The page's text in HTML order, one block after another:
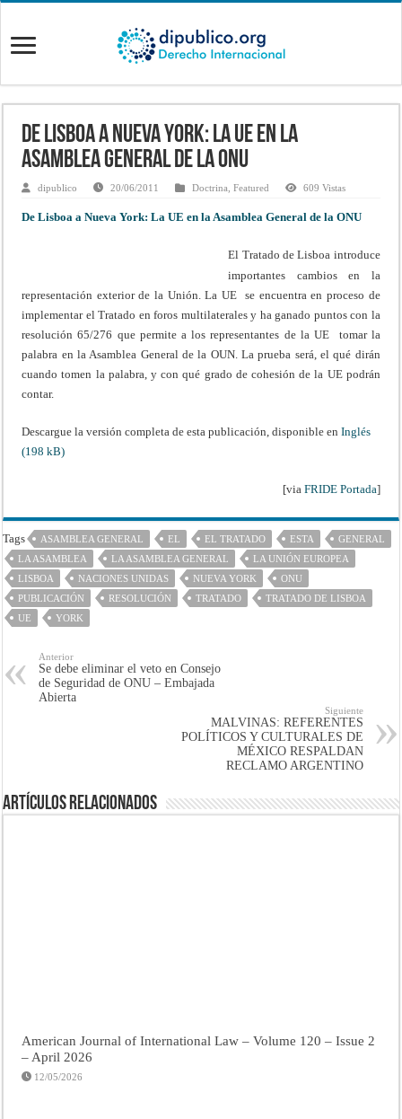
De Lisboa a Nueva York: La UE en la
Asamblea General de la ONU
dipublico 20/06/2011 Doctrina ,Featured 609 Vistas
De Lisboa a Nueva York: La UE en la Asamblea General de la ONU
El Tratado de Lisboa introduce
importantes cambios en la
representación exterior de la Unión. La UE se encuentra en proceso de
implementar el Tratado en foros multilaterales y ha ganado puntos con la
resolución 65/276 que permite a los representantes de la UE tomar la
palabra en la Asamblea General de la OUN. La prueba será, el qué dirán
cuando tomen la palabra, y con qué grado de cohesión de la UE podrán
contar.
Descargue la versión completa de esta publicación, disponible en Inglés
(198 kB)
[via FRIDE Portada]
Tags ASAMBLEA GENERAL EL EL TRATADO ESTA
GENERAL
LA ASAMBLEA
LA ASAMBLEA GENERAL
LA UNIÓN EUROPEA
LISBOA
NACIONES UNIDAS NUEVA YORK
ONU
PUBLICACIÓN
RESOLUCIÓN TRATADO
TRATADO DE LISBOA
UE
YORK
Anterior
Se debe eliminar el veto en Consejo
de Seguridad de ONU – Embajada
Abierta
Siguiente
MALVINAS: REFERENTES
POLÍTICOS Y CULTURALES DE
MÉXICO RESPALDAN
RECLAMO ARGENTINO
Artículos Relacionados
American Journal of International Law – Volume 120 – Issue 2
– April 2026
12/05/2026